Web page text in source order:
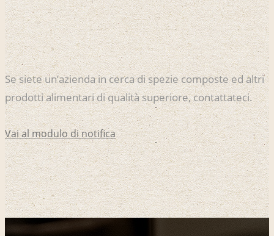
Se siete un’azienda in cerca di spezie composte ed altri
prodotti alimentari di qualità superiore, contattateci.
Vai al modulo di notifica